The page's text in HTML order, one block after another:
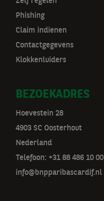
Phishing
Claim indienen
Contactgegevens
Klokkenluiders
BEZOEKADRES
Hoevestein 28
4903 SC Oosterhout
Nederland
Telefoon: +31 88 486 10 00
info@bnpparibascardif.nl